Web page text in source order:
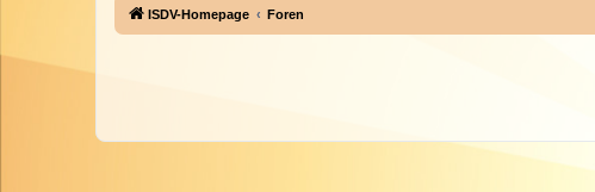
ISDV-Homepage Foren